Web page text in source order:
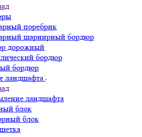
поребрик
шарнирный бордюр
дорожный
бордюр
бордюр
ландшафта
ландшафта
блок
блок